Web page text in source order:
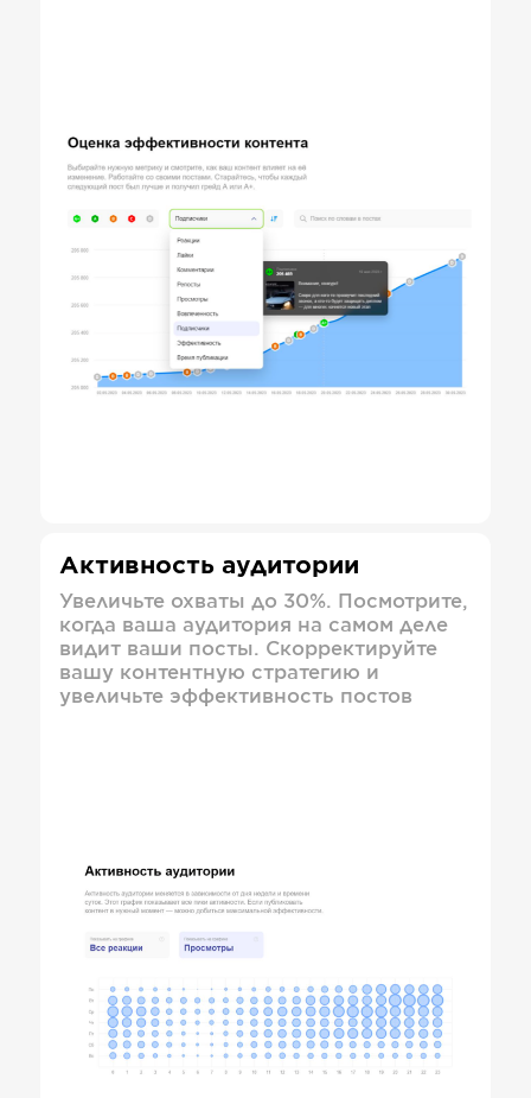
Активность аудитории
Увеличьте охваты до 30%. Посмотрите,
когда ваша аудитория на самом деле
видит ваши посты. Скорректируйте
вашу контентную стратегию и
увеличьте эффективность постов